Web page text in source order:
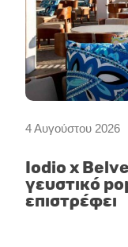
4 Αυγούστου 2026
Iodio x
γευστικό
επιστρέφει